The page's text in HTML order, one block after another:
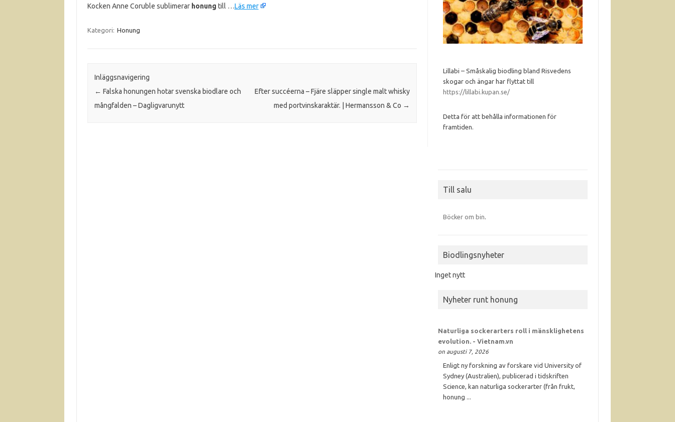
Kocken Anne Coruble sublimerar honung till …Läs mer
Kategori: Honung
Inläggsnavigering
← Falska honungen hotar svenska biodlare och
mångfalden – Dagligvarunytt
Efter succéerna – Fjäre släpper single malt whisky
med portvinskaraktär. | Hermansson & Co →
Lillabi – Småskalig biodling bland Risvedens
skogar och ängar har flyttat till
https://lillabi.kupan.se/
Detta för att behålla informationen för
framtiden.
Till salu
Böcker om bin.
Biodlingsnyheter
Inget nytt
Nyheter runt honung
Naturliga sockerarters roll i mänsklighetens
evolution. - Vietnam.vn
on augusti 7, 2026
Enligt ny forskning av forskare vid University of
Sydney (Australien), publicerad i tidskriften
Science, kan naturliga sockerarter (från frukt,
honung ...